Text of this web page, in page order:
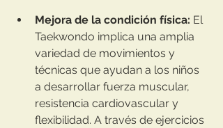
Mejora de la condición física: El
Taekwondo implica una amplia
variedad de movimientos y
técnicas que ayudan a los niños
a desarrollar fuerza muscular,
resistencia cardiovascular y
flexibilidad. A través de ejercicios